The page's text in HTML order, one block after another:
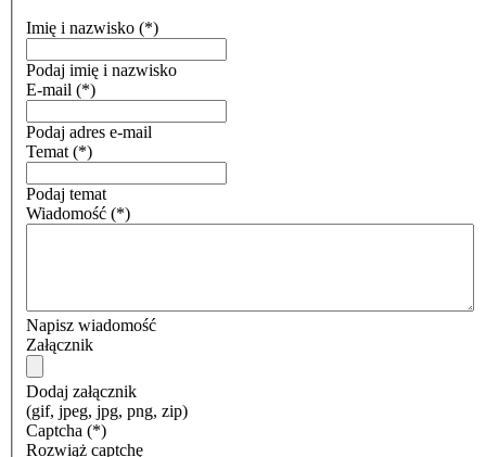
Imię i nazwisko (*)
Podaj imię i nazwisko
E-mail (*)
Podaj adres e-mail
Temat (*)
Podaj temat
Wiadomość (*)
Napisz wiadomość
Załącznik
Dodaj załącznik
(gif, jpeg, jpg, png, zip)
Captcha (*)
Rozwiąż captchę